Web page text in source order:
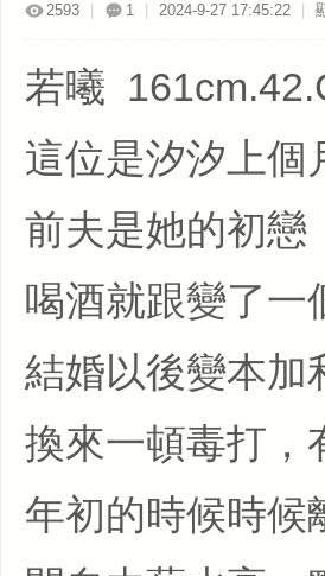
2593 1 2024-9-27 17:45:22
若曦
這位是汐汐上個
前夫是她的初
喝酒就跟變了一
結婚以後變本加
換來一頓毒打，
年初的時候時候